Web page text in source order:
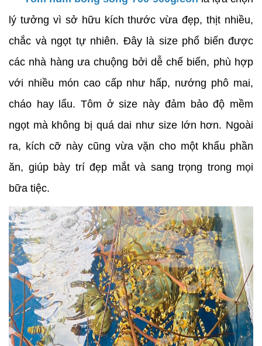
lý tưởng vì sở hữu kích thước vừa đẹp, thịt nhiều,
chắc và ngọt tự nhiên. Đây là size phổ biến được
các nhà hàng ưa chuộng bởi dễ chế biến, phù hợp
với nhiều món cao cấp như hấp, nướng phô mai,
cháo hay lẩu. Tôm ở size này đảm bảo độ mềm
ngọt mà không bị quá dai như size lớn hơn. Ngoài
ra, kích cỡ này cũng vừa vặn cho một khẩu phần
ăn, giúp bày trí đẹp mắt và sang trọng trong mọi
bữa tiệc.